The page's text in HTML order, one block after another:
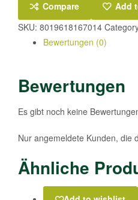
Compare
Add
SKU: 8019618167014
Bewertungen (0)
Bewertungen
Es gibt noch keine
Nur angemeldete Kunden, die
Ähnliche